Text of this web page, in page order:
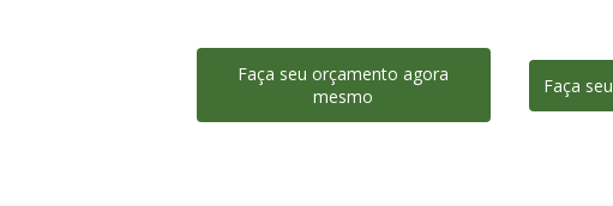
Faça seu orçamento agora
mesmo
Faça